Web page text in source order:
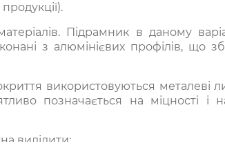
Підрамник в даному
з алюмінієвих профілів, що
використовуються металеві
позначається на міцності і
виділити: